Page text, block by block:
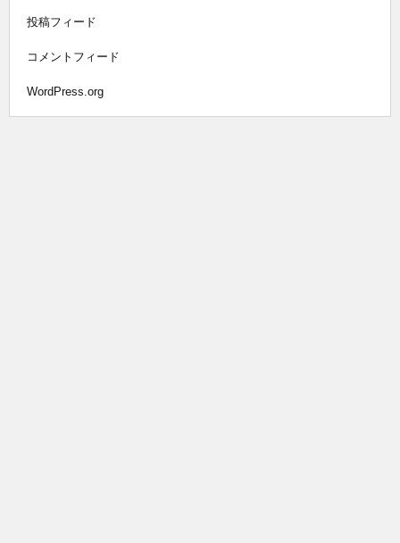
投稿フィード
コメントフィード
WordPress.org